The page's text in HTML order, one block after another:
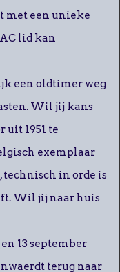
met een unieke
lid kan
een oldtimer weg
Wil jij kans
1951 te
exemplaar
technisch in orde is
Wil jij naar huis
13 september
terug naar